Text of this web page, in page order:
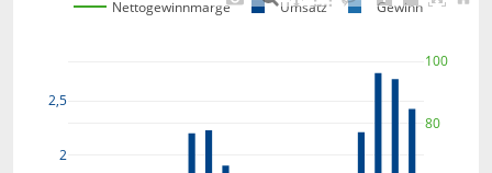
2
2,5
80
100
Nettogewinnmarge Umsatz Gewinn